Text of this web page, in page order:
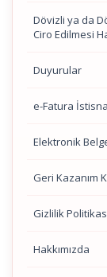
Dövizli ya da
Ciro Edilmesi
Duyurular
e-Fatura
Elektronik
Geri Kazanım
Gizlilik
Hakkımızda